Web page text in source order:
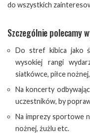
do wszystkich
Szczególnie polecamy
Do stref kibica jako
wysokiej rangi
siatkówce, piłce
Na koncerty
uczestników, by
Na imprezy sportowe
nożnej, żużlu etc.